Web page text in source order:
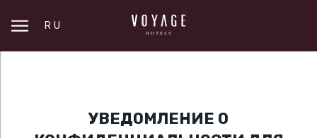
RU
ПОЛЬЗОВАТЕЛЕЙ ВЕБ-САЙТА
УВЕДОМЛЕНИЕ О